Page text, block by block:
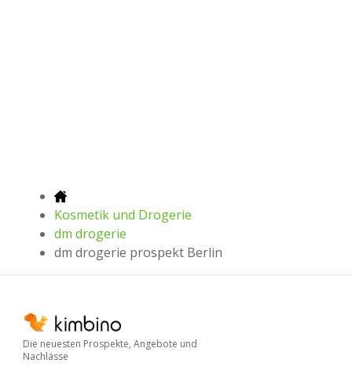
Kosmetik und Drogerie
dm drogerie
dm drogerie prospekt Berlin
Die neuesten Prospekte, Angebote und
Nachlässe